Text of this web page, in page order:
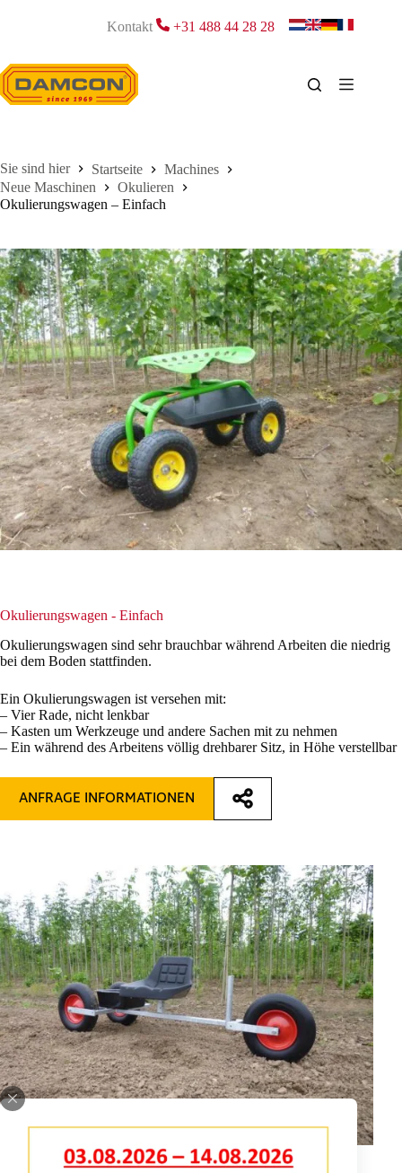
Kontakt +31 488 44 28 28
Startseite
Machines
Neue Maschinen
Okulieren
Okulierungswagen – Einfach
Okulierungswagen - Einfach
Okulierungswagen sind sehr brauchbar während Arbeiten die niedrig
bei dem Boden stattfinden.
Ein Okulierungswagen ist versehen mit:
– Vier Rade, nicht lenkbar
– Kasten um Werkzeuge und andere Sachen mit zu nehmen
– Ein während des Arbeitens völlig drehbarer Sitz, in Höhe verstellbar
ANFRAGE INFORMATIONEN
OKULIERUNGSWAGEN - NIEDRIGE VERSION